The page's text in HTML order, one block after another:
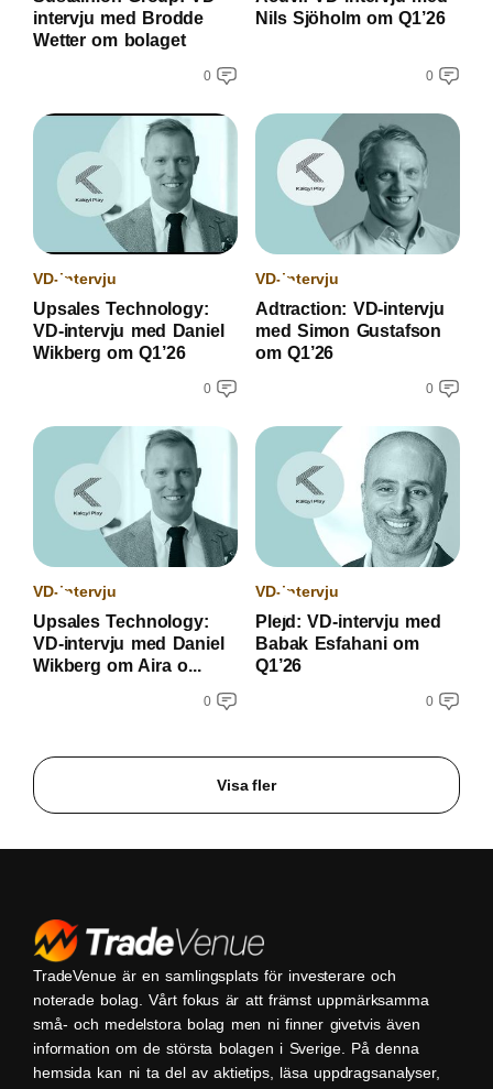
intervju med Brodde
Wetter om bolaget
0
Nils Sjöholm om Q1’26
0
VD-intervju
Upsales Technology:
VD-intervju med Daniel
Wikberg om Q1’26
0
VD-intervju
Adtraction: VD-intervju
med Simon Gustafson
om Q1’26
0
VD-intervju
Upsales Technology:
VD-intervju med Daniel
Wikberg om Aira o...
0
VD-intervju
Plejd: VD-intervju med
Babak Esfahani om
Q1’26
0
Visa fler
TradeVenue är en samlingsplats för investerare och
noterade bolag. Vårt fokus är att främst uppmärksamma
små- och medelstora bolag men ni finner givetvis även
information om de största bolagen i Sverige. På denna
hemsida kan ni ta del av aktietips, läsa uppdragsanalyser,